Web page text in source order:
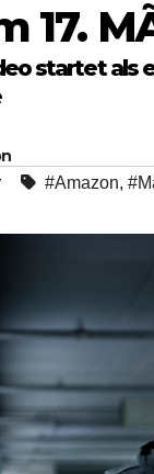
17.
startet als
#Amazon,